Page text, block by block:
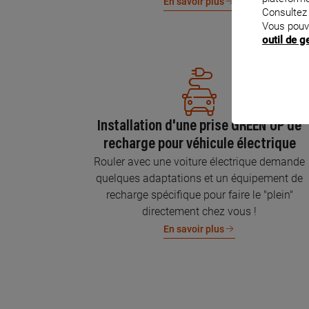
Installation d'une prise GREEN'UP de
recharge pour véhicule électrique
Rouler avec une voiture électrique demande
quelques adaptations et un équipement de
recharge spécifique pour faire le "plein"
directement chez vous !
En savoir plus
Vous
outil de